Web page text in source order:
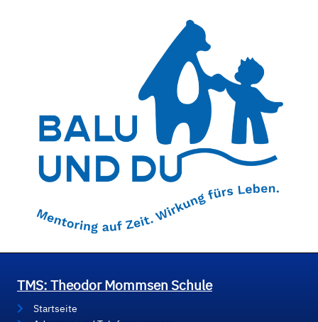
TMS: Theodor Mommsen Schule
Startseite